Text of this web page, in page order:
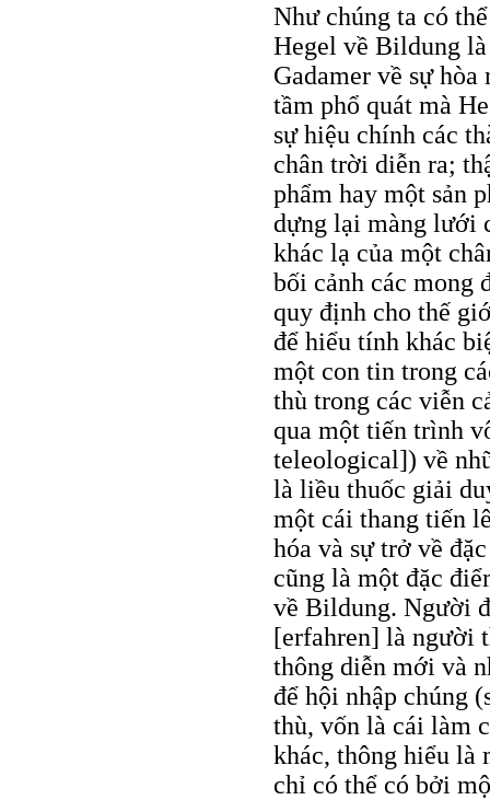
Như chúng ta có
Hegel về Bildung
Gadamer về sự
tầm phổ quát mà
sự hiệu chính các
chân trời diễn ra;
phẩm hay một sản
dựng lại màng lưới
khác lạ của một
bối cảnh các mong
quy định cho thế
để hiểu tính khác
một con tin trong
thù trong các viễn
qua một tiến trình
teleological]) về
là liều thuốc giải
một cái thang tiến
hóa và sự trở về
cũng là một đặc
về Bildung. Người
[erfahren] là người
thông diễn mới và
để hội nhập chúng
thù, vốn là cái làm
khác, thông hiểu là
chỉ có thể có bởi